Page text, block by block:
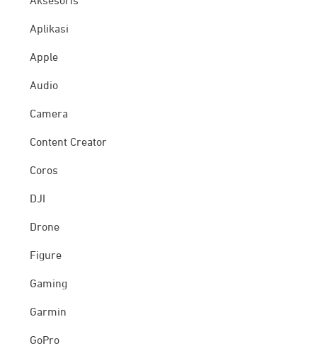
Aplikasi
Apple
Audio
Camera
Content Creator
Coros
DJI
Drone
Figure
Gaming
Garmin
GoPro